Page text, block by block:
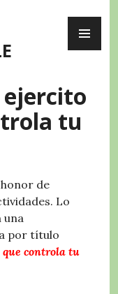
ejercito
tu
de
Lo
una
por título
controla tu